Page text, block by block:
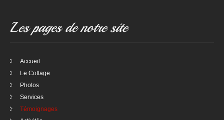
Les pages de notre site
Accueil
Le Cottage
Photos
Services
Témoignages